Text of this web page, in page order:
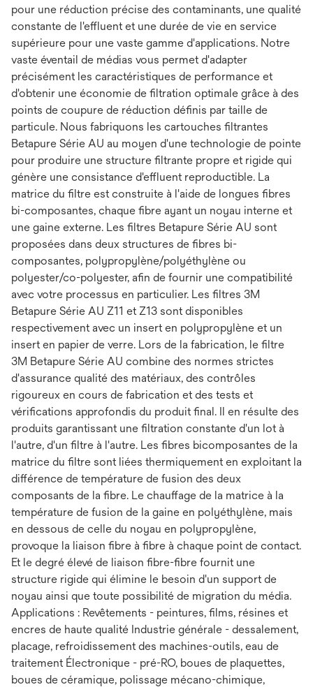
pour une réduction précise des contaminants, une qualité
constante de l'effluent et une durée de vie en service
supérieure pour une vaste gamme d'applications. Notre
vaste éventail de médias vous permet d'adapter
précisément les caractéristiques de performance et
d'obtenir une économie de filtration optimale grâce à des
points de coupure de réduction définis par taille de
particule. Nous fabriquons les cartouches filtrantes
Betapure Série AU au moyen d'une technologie de pointe
pour produire une structure filtrante propre et rigide qui
génère une consistance d'effluent reproductible. La
matrice du filtre est construite à l'aide de longues fibres
bi-composantes, chaque fibre ayant un noyau interne et
une gaine externe. Les filtres Betapure Série AU sont
proposées dans deux structures de fibres bi-
composantes, polypropylène/polyéthylène ou
polyester/co-polyester, afin de fournir une compatibilité
avec votre processus en particulier. Les filtres 3M
Betapure Série AU Z11 et Z13 sont disponibles
respectivement avec un insert en polypropylène et un
insert en papier de verre. Lors de la fabrication, le filtre
3M Betapure Série AU combine des normes strictes
d'assurance qualité des matériaux, des contrôles
rigoureux en cours de fabrication et des tests et
vérifications approfondis du produit final. Il en résulte des
produits garantissant une filtration constante d'un lot à
l'autre, d'un filtre à l'autre. Les fibres bicomposantes de la
matrice du filtre sont liées thermiquement en exploitant la
différence de température de fusion des deux
composants de la fibre. Le chauffage de la matrice à la
température de fusion de la gaine en polyéthylène, mais
en dessous de celle du noyau en polypropylène,
provoque la liaison fibre à fibre à chaque point de contact.
Et le degré élevé de liaison fibre-fibre fournit une
structure rigide qui élimine le besoin d'un support de
noyau ainsi que toute possibilité de migration du média.
Applications : Revêtements - peintures, films, résines et
encres de haute qualité Industrie générale - dessalement,
placage, refroidissement des machines-outils, eau de
traitement Électronique - pré-RO, boues de plaquettes,
boues de céramique, polissage mécano-chimique,